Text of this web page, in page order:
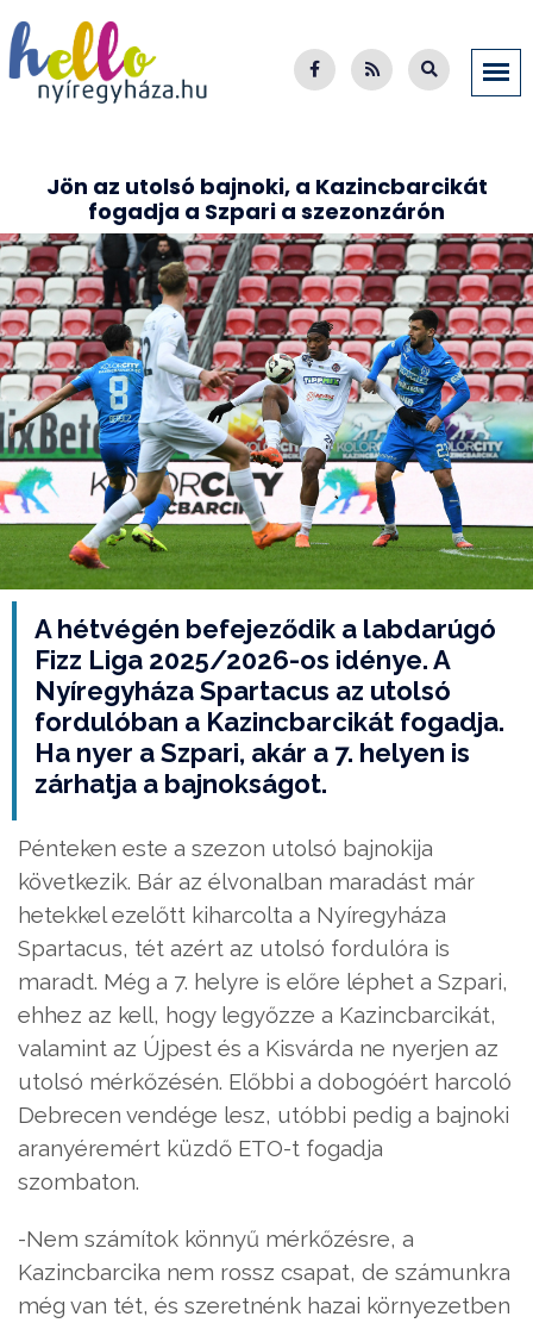
Jön az utolsó bajnoki, a Kazincbarcikát
fogadja a Szpari a szezonzárón
A hétvégén befejeződik a labdarúgó
Fizz Liga 2025/2026-os idénye. A
Nyíregyháza Spartacus az utolsó
fordulóban a Kazincbarcikát fogadja.
Ha nyer a Szpari, akár a 7. helyen is
zárhatja a bajnokságot.
Pénteken este a szezon utolsó bajnokija
következik. Bár az élvonalban maradást már
hetekkel ezelőtt kiharcolta a Nyíregyháza
Spartacus, tét azért az utolsó fordulóra is
maradt. Még a 7. helyre is előre léphet a Szpari,
ehhez az kell, hogy legyőzze a Kazincbarcikát,
valamint az Újpest és a Kisvárda ne nyerjen az
utolsó mérkőzésén. Előbbi a dobogóért harcoló
Debrecen vendége lesz, utóbbi pedig a bajnoki
aranyéremért küzdő ETO-t fogadja
szombaton.
-Nem számítok könnyű mérkőzésre, a
Kazincbarcika nem rossz csapat, de számunkra
még van tét, és szeretnénk hazai környezetben